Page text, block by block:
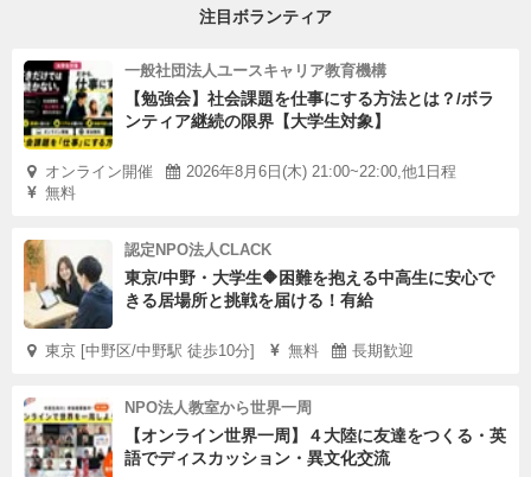
注目ボランティア
一般社団法人ユースキャリア教育機構
【勉強会】社会課題を仕事にする方法とは？/ボラ
ンティア継続の限界【大学生対象】
オンライン開催
2026年8月6日(木) 21:00~22:00,他1日程
無料
認定NPO法人CLACK
東京/中野・大学生🔶困難を抱える中高生に安心で
きる居場所と挑戦を届ける！有給
東京 [中野区/中野駅 徒歩10分] 無料 長期歓迎
NPO法人教室から世界一周
【オンライン世界一周】４大陸に友達をつくる・英
語でディスカッション・異文化交流